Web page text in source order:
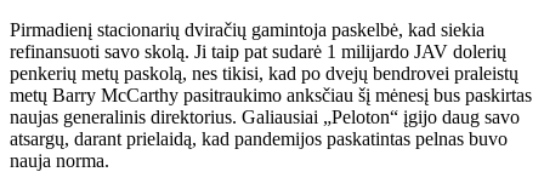
Pirmadienį stacionarių dviračių gamintoja paskelbė, kad siekia
refinansuoti savo skolą. Ji taip pat sudarė 1 milijardo JAV dolerių
penkerių metų paskolą, nes tikisi, kad po dvejų bendrovei praleistų
metų Barry McCarthy pasitraukimo anksčiau šį mėnesį bus paskirtas
naujas generalinis direktorius. Galiausiai „Peloton“ įgijo daug savo
atsargų, darant prielaidą, kad pandemijos paskatintas pelnas buvo
nauja norma.